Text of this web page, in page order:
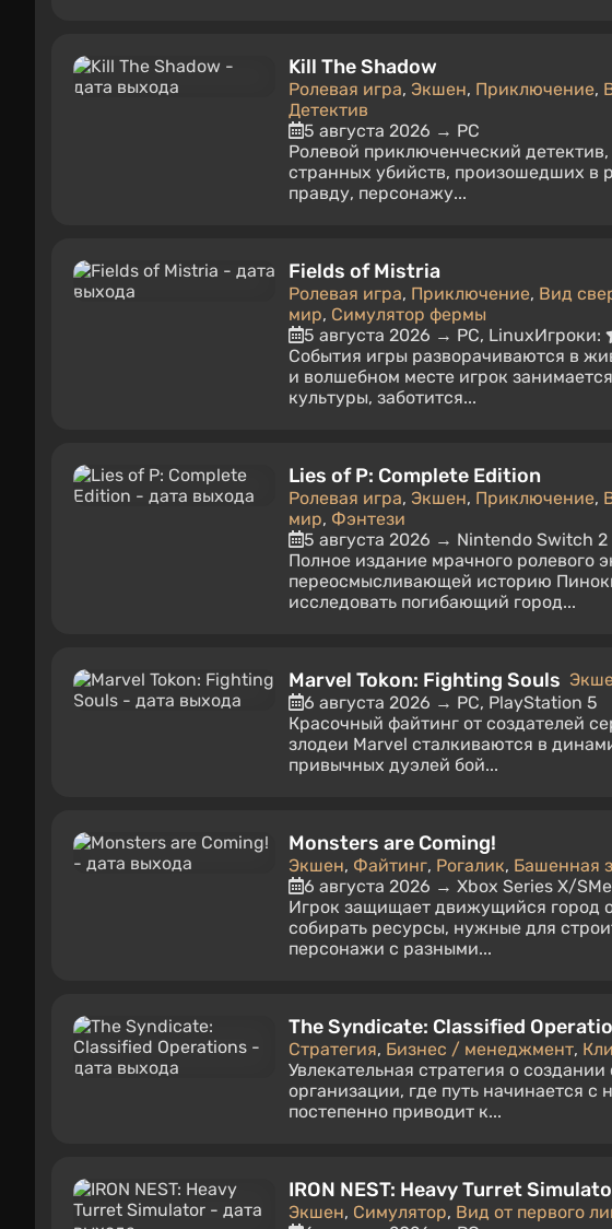
Kill The Shadow
Ролевая игра, Экшен, Приключение,
Детектив
5 августа 2026 → PC
Ролевой приключенческий
странных убийств, произошедших в
правду, персонажу...
Fields of Mistria
Ролевая игра, Приключение, Вид
мир, Симулятор фермы
5 августа 2026 → PC, LinuxИгроки:
События игры разворачиваются в
и волшебном месте игрок
культуры, заботится...
Lies of P: Complete Edition
Ролевая игра, Экшен, Приключение,
мир, Фэнтези
5 августа 2026 → Nintendo Switch 2
Полное издание мрачного ролевого
переосмысливающей историю
исследовать погибающий город...
Marvel Tokon: Fighting Souls
6 августа 2026 → PC, PlayStation 5
Красочный файтинг от создателей
злодеи Marvel сталкиваются в
привычных дуэлей бой...
Monsters are Coming!
Экшен, Файтинг, Рогалик, Башенная
6 августа 2026 → Xbox Series X/S
Игрок защищает движущийся город
собирать ресурсы, нужные для
персонажи с разными...
The Syndicate: Classified
Стратегия, Бизнес / менеджмент,
Увлекательная стратегия о
организации, где путь начинается
постепенно приводит к...
IRON NEST: Heavy Turret
Экшен, Симулятор, Вид от первого